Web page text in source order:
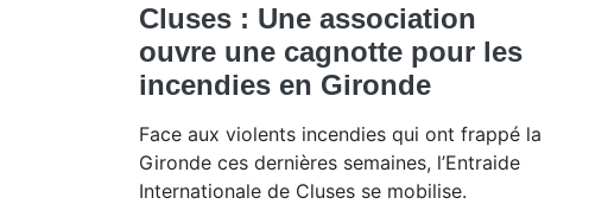
Cluses : Une association
ouvre une cagnotte pour les
incendies en Gironde
Face aux violents incendies qui ont frappé la
Gironde ces dernières semaines, l’Entraide
Internationale de Cluses se mobilise.